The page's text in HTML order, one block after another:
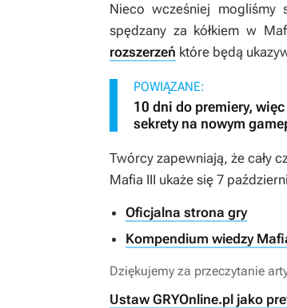
Nieco wcześniej mogliśmy
spędzany za kółkiem w
rozszerzeń które będą
POWIĄZANE:
10 dni do premiery,
sekrety na nowym
Twórcy zapewniają, że cały
Mafia III ukaże się 7
Oficjalna strona gry
Kompendium wiedzy
Dziękujemy za przeczytanie
Ustaw GRYOnline.pl jako